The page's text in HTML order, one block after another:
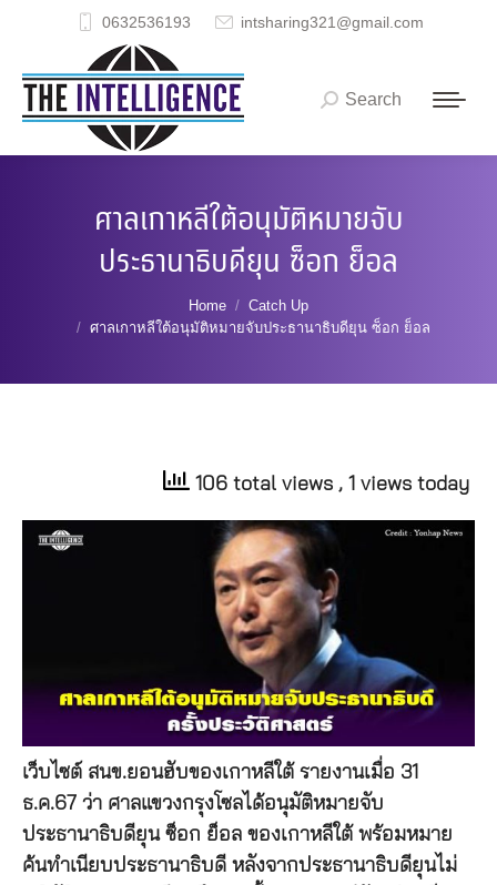
0632536193 intsharing321@gmail.com
Search:
Search
ศาลเกาหลีใต้อนุมัติหมายจับ
ประธานาธิบดียุน ซ็อก ย็อล
Home
Catch Up
ศาลเกาหลีใต้อนุมัติหมายจับประธานาธิบดียุน ซ็อก ย็อล
106 total views , 1 views today
เว็บไซต์ สนข.ยอนฮับของเกาหลีใต้ รายงานเมื่อ 31
ธ.ค.67 ว่า ศาลแขวงกรุงโซลได้อนุมัติหมายจับ
ประธานาธิบดียุน ซ็อก ย็อล ของเกาหลีใต้ พร้อมหมาย
ค้นทำเนียบประธานาธิบดี หลังจากประธานาธิบดียุนไม่